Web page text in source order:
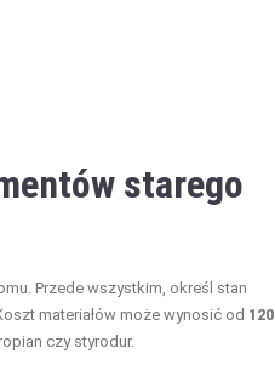
starego
Przede wszystkim, określ stan
materiałów może wynosić od 120
czy styrodur.